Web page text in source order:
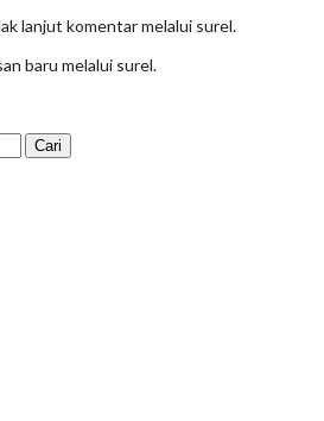
lanjut komentar melalui surel.
baru melalui surel.